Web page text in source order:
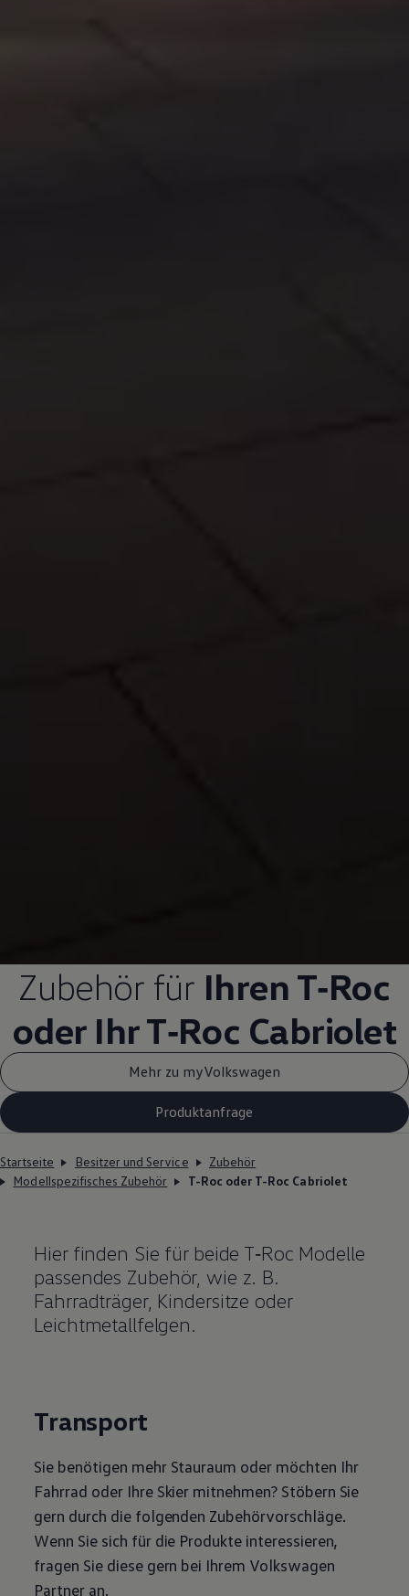
Zubehörfür Ihren T‑Roc
oder IhrT‑Roc Cabriolet
Mehr zu myVolkswagen
Produktanfrage
Startseite Besitzer und Service
Zubehör
Modellspezifisches Zubehör
T-Roc oder T-Roc Cabriolet
Hier finden Sie für beide T‑Roc Modelle
passendes Zubehör, wie z. B.
Fahrradträger, Kindersitze oder
Leichtmetallfelgen.
Transport
Sie benötigen mehr Stauraum oder möchten Ihr
Fahrrad oder Ihre Skier mitnehmen? Stöbern Sie
gern durch die folgenden Zubehörvorschläge.
Wenn Sie sich für die Produkte interessieren,
fragen Sie diese gern bei Ihrem Volkswagen
Partner an.